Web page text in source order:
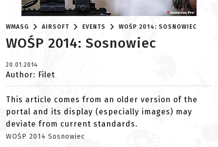
WMASG AIRSOFT EVENTS WOŚP 2014: SOSNOWIEC
WOŚP 2014: Sosnowiec
20.01.2014
Author: Filet
This article comes from an older version of the
portal and its display (especially images) may
deviate from current standards.
WOŚP 2014 Sosnowiec